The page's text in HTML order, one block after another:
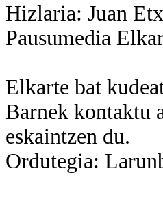
Hizlaria: Juan
Pausumedia
Elkarte bat
Barnek kontaktu
eskaintzen du.
Ordutegia: